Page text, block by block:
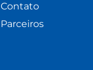
Contato
Parceiros